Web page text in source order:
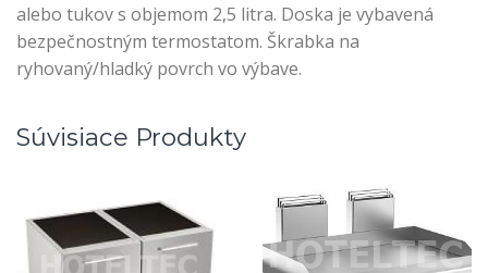
alebo tukov s objemom 2,5 litra. Doska je vybavená
bezpečnostným termostatom. Škrabka na
ryhovaný/hladký povrch vo výbave.
Súvisiace Produkty